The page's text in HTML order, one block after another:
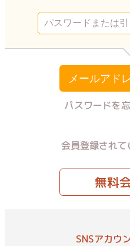
メールアド
パスワードを
会員登録され
無料
SNSアカウ